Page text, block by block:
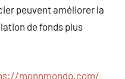
peuvent améliorer la
de fonds plus
monnmondo.com/